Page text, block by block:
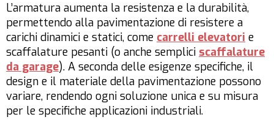
L’armatura aumenta la resistenza e la durabilità,
permettendo alla pavimentazione di resistere a
carichi dinamici e statici, come carrelli elevatori e
scaffalature pesanti (o anche semplici scaffalature
da garage). A seconda delle esigenze specifiche, il
design e il materiale della pavimentazione possono
variare, rendendo ogni soluzione unica e su misura
per le specifiche applicazioni industriali.